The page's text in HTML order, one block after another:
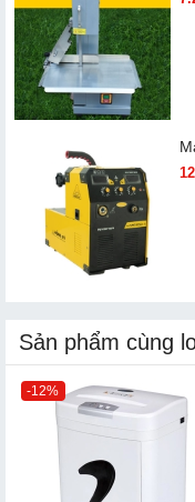
Sản phẩm cùng
-12%